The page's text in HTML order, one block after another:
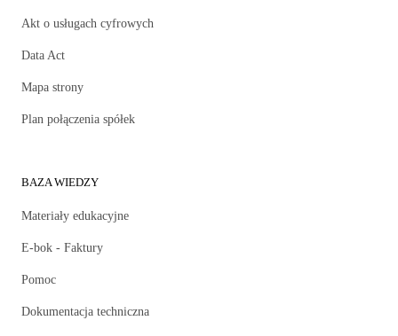
Akt o usługach cyfrowych
Data Act
Mapa strony
Plan połączenia spółek
BAZA WIEDZY
Materiały edukacyjne
E-bok - Faktury
Pomoc
Dokumentacja techniczna